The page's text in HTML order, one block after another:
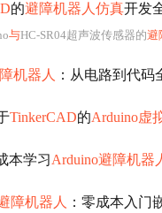
的避障机器人仿真开发
与HC-SR04超声波传感器的避
机器人 ：从电路到代码
TinkerCAD的Arduino虚
本学习Arduino避障机器
障机器人 ：零成本入门